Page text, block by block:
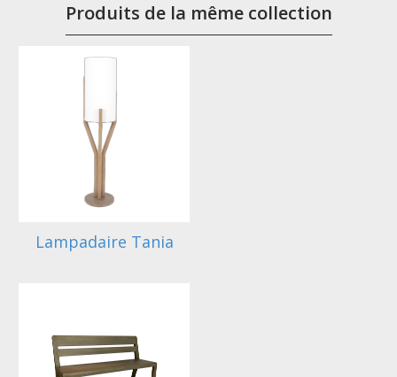
Produits de la même collection
Lampadaire Tania